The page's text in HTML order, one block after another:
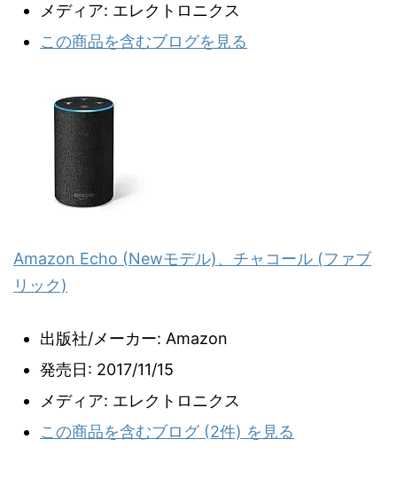
メディア: エレクトロニクス
この商品を含むブログを見る
Amazon Echo (Newモデル)、チャコール (ファブ
リック)
出版社/メーカー: Amazon
発売日: 2017/11/15
メディア: エレクトロニクス
この商品を含むブログ (2件) を見る